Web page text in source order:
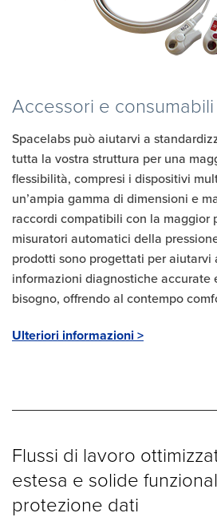
Accessori e consumabili
Spacelabs può aiutarvi a
tutta la vostra struttura per una
flessibilità, compresi i dispositivi
un’ampia gamma di dimensioni e
raccordi compatibili con la maggior
misuratori automatici della
prodotti sono progettati per aiutarvi
informazioni diagnostiche
bisogno, offrendo al contempo
Ulteriori informazioni >
Flussi di lavoro
estesa e solide
protezione dati